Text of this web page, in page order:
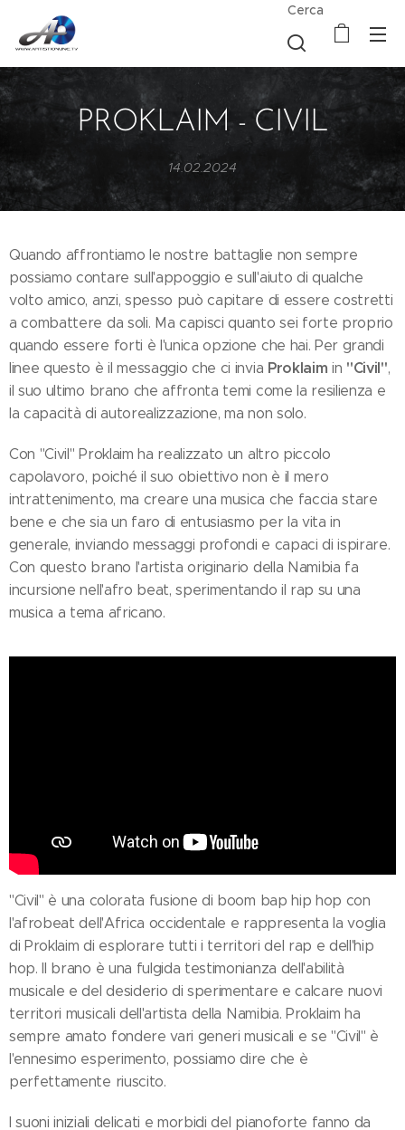
Cerca
PROKLAIM - CIVIL
14.02.2024
Quando affrontiamo le nostre battaglie non sempre
possiamo contare sull'appoggio e sull'aiuto di qualche
volto amico, anzi, spesso può capitare di essere costretti
a combattere da soli. Ma capisci quanto sei forte proprio
quando essere forti è l'unica opzione che hai. Per grandi
linee questo è il messaggio che ci invia Proklaim in "Civil",
il suo ultimo brano che affronta temi come la resilienza e
la capacità di autorealizzazione, ma non solo.
Con "Civil" Proklaim ha realizzato un altro piccolo
capolavoro, poiché il suo obiettivo non è il mero
intrattenimento, ma creare una musica che faccia stare
bene e che sia un faro di entusiasmo per la vita in
generale, inviando messaggi profondi e capaci di ispirare.
Con questo brano l'artista originario della Namibia fa
incursione nell'afro beat, sperimentando il rap su una
musica a tema africano.
"Civil" è una colorata fusione di boom bap hip hop con
l'afrobeat dell'Africa occidentale e rappresenta la voglia
di Proklaim di esplorare tutti i territori del rap e dell'hip
hop. Il brano è una fulgida testimonianza dell'abilità
musicale e del desiderio di sperimentare e calcare nuovi
territori musicali dell'artista della Namibia. Proklaim ha
sempre amato fondere vari generi musicali e se "Civil" è
l'ennesimo esperimento, possiamo dire che è
perfettamente riuscito.
I suoni iniziali delicati e morbidi del pianoforte fanno da